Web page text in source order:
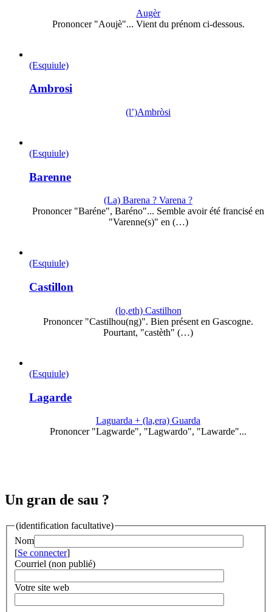
Augèr
Prononcer "Aoujè"... Vient du prénom ci-dessous.
(Esquiule)
Ambrosi
(l’)Ambròsi
(Esquiule)
Barenne
(La) Barena ? Varena ?
Prononcer "Baréne", Baréno"... Semble avoir été francisé en
"Varenne(s)" en (…)
(Esquiule)
Castillon
(lo,eth) Castilhon
Prononcer "Castilhou(ng)". Bien présent en Gascogne.
Pourtant, "castèth" (…)
(Esquiule)
Lagarde
Laguarda + (la,era) Guarda
Prononcer "Lagwarde", "Lagwardo", "Lawarde"...
Un gran de sau ?
(identification facultative)
Nom
[Se connecter]
Courriel (non publié)
Votre site web